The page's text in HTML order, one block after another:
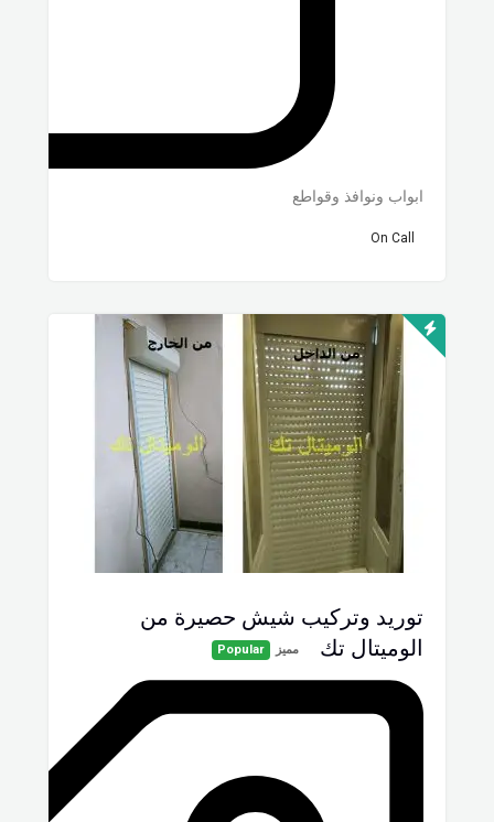
ابواب ونوافذ وقواطع
On Call
توريد وتركيب شيش حصيرة من
الوميتال تك
مميز Popular